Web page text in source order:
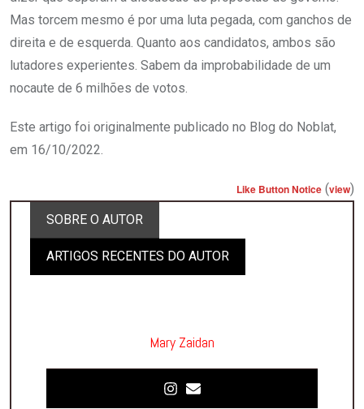
Mas torcem mesmo é por uma luta pegada, com ganchos de
direita e de esquerda. Quanto aos candidatos, ambos são
lutadores experientes. Sabem da improbabilidade de um
nocaute de 6 milhões de votos.
Este artigo foi originalmente publicado no Blog do Noblat,
em 16/10/2022.
Like Button Notice (view)
SOBRE O AUTOR
ARTIGOS RECENTES DO AUTOR
Mary Zaidan